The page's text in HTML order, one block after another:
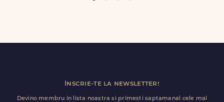
Trimite review
Inscrie-te la newsletter!
Devino membru in lista noastra si primesti saptamanal cele mai